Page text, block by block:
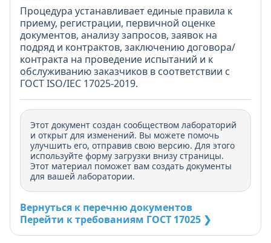
Процедура устанавливает единые правила к
приему, регистрации, первичной оценке
документов, анализу запросов, заявок на
подряд и контрактов, заключению договора/
контракта на проведение испытаний и к
обслуживанию заказчиков в соответствии с
ГОСТ ISO/IEC 17025-2019.
Этот документ создан сообществом лабораторий
и открыт для изменений. Вы можете помочь
улучшить его, отправив свою версию. Для этого
используйте форму загрузки внизу страницы.
Этот материал поможет вам создать документы
для вашей лаборатории.
Вернуться к перечню документов
Перейти к требованиям ГОСТ 17025 ❯